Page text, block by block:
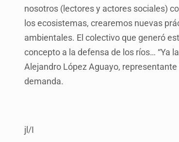
nosotros (lectores y actores sociales)
los ecosistemas, crearemos nuevas
ambientales. El colectivo que generó
concepto a la defensa de los ríos… “Ya
Alejandro López Aguayo,
demanda.
jl/I